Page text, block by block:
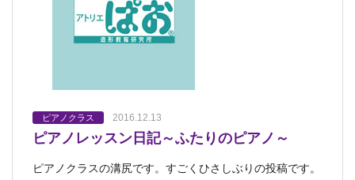
ピアノクラス 2016.12.13
ピアノレッスン日記～ふたりのピアノ～
ピアノクラスの溝尻です。すごくひさしぶりの投稿です。